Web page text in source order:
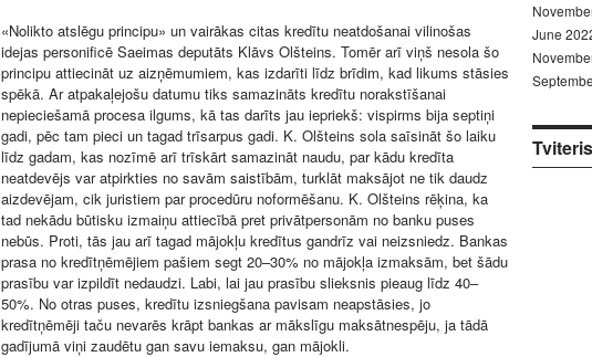
«Nolikto atslēgu principu» un vairākas citas kredītu neatdošanai vilinošas
idejas personificē Saeimas deputāts Klāvs Olšteins. Tomēr arī viņš nesola šo
principu attiecināt uz aizņēmumiem, kas izdarīti līdz brīdim, kad likums stāsies
spēkā. Ar atpakaļejošu datumu tiks samazināts kredītu norakstīšanai
nepieciešamā procesa ilgums, kā tas darīts jau iepriekš: vispirms bija septiņi
gadi, pēc tam pieci un tagad trīsarpus gadi. K. Olšteins sola saīsināt šo laiku
līdz gadam, kas nozīmē arī trīskārt samazināt naudu, par kādu kredīta
neatdevējs var atpirkties no savām saistībām, turklāt maksājot ne tik daudz
aizdevējam, cik juristiem par procedūru noformēšanu. K. Olšteins rēķina, ka
tad nekādu būtisku izmaiņu attiecībā pret privātpersonām no banku puses
nebūs. Proti, tās jau arī tagad mājokļu kredītus gandrīz vai neizsniedz. Bankas
prasa no kredītņēmējiem pašiem segt 20–30% no mājokļa izmaksām, bet šādu
prasību var izpildīt nedaudzi. Labi, lai jau prasību slieksnis pieaug līdz 40–
50%. No otras puses, kredītu izsniegšana pavisam neapstāsies, jo
kredītņēmēji taču nevarēs krāpt bankas ar mākslīgu maksātnespēju, ja tādā
gadījumā viņi zaudētu gan savu iemaksu, gan mājokli.
June
Tviteris